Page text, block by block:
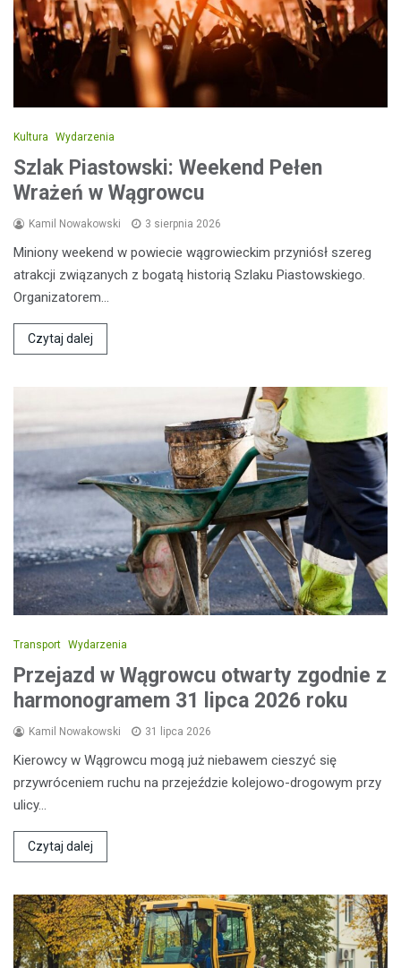
Kultura Wydarzenia
Szlak Piastowski: Weekend Pełen
Wrażeń w Wągrowcu
Kamil Nowakowski 3 sierpnia 2026
Miniony weekend w powiecie wągrowieckim przyniósł szereg
atrakcji związanych z bogatą historią Szlaku Piastowskiego.
Organizatorem…
Czytaj dalej
Transport Wydarzenia
Przejazd w Wągrowcu otwarty zgodnie z
harmonogramem 31 lipca 2026 roku
Kamil Nowakowski 31 lipca 2026
Kierowcy w Wągrowcu mogą już niebawem cieszyć się
przywróceniem ruchu na przejeździe kolejowo-drogowym przy
ulicy…
Czytaj dalej